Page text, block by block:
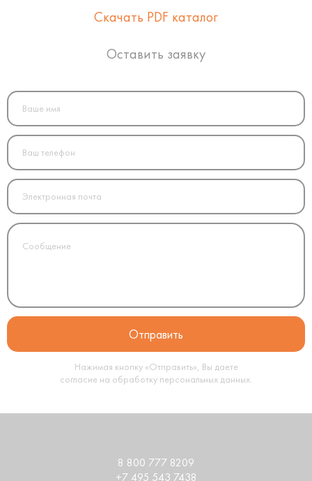
Скачать PDF каталог
Оставить заявку
Нажимая кнопку «Отправить», Вы даете
согласие на обработку персональных данных.
8 800 777 8209
+7 495 543 7438